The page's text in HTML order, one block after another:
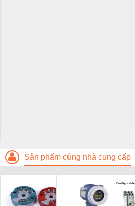
Sản phẩm cùng nhà cung cấp